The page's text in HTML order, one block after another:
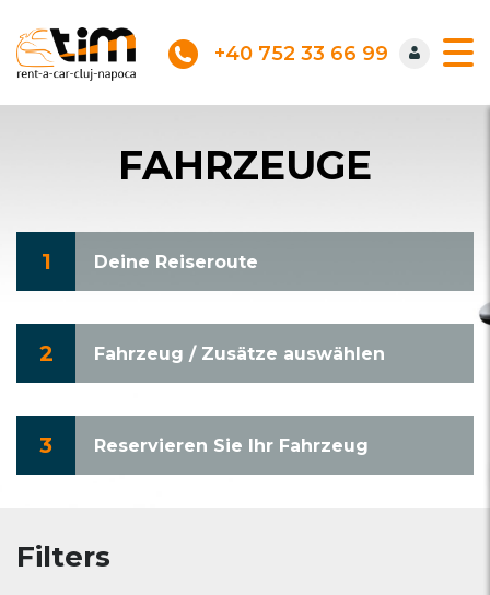
+40 752 33 66 99
FAHRZEUGE
1 Deine Reiseroute
2 Fahrzeug / Zusätze auswählen
3 Reservieren Sie Ihr Fahrzeug
Filters